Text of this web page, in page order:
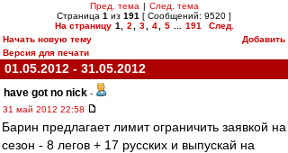
Пред. тема | След. тема
Страница 1 из 191 [ Сообщений: 9520 ]
На страницу 1 2 3 4 5 191
След.
Начать новую тему
Добавить
Версия для печати
01.05.2012 - 31.05.2012
have got no nick -
31 май 2012 22:58
Барин предлагает лимит ограничить заявкой на
сезон - 8 легов + 17 русских и выпускай на